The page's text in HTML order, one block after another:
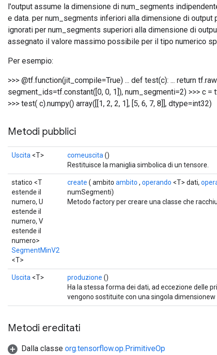
l'output assume la dimensione di num_segments
e data. per num_segments inferiori alla dimensione di
ignorati per num_segments superiori alla dimensione di
assegnato il valore massimo possibile per il tipo numerico
Per esempio:
>>> @tf.function(jit_compile=True) ... def test(c): ... return
segment_ids=tf.constant([0, 0, 1]), num_segmenti=2) >>> c =
>>> test( c).numpy() array([[1, 2, 2, 1], [5, 6, 7, 8]], dtype=int32)
Metodi pubblici
Uscita <T> comeuscita ()
Restituisce la maniglia simbolica di un tensore.
statico <T
estende il
numero, U
estende il
numero, V
estende il
numero>
SegmentMinV2
<T>
create ( ambito ambito , operando <T> dati,
numSegmenti)
Metodo factory per creare una classe che
Uscita <T> produzione ()
Ha la stessa forma dei dati, ad eccezione delle
vengono sostituite con una singola
Metodi ereditati
Dalla classe org.tensorflow.op.PrimitiveOp